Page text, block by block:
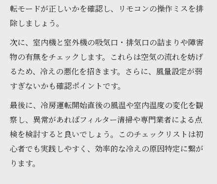
転モードが正しいかを確認し、リモコンの操作ミスを排
除しましょう。
次に、室内機と室外機の吸気口・排気口の詰まりや障害
物の有無をチェックします。これらは空気の流れを妨げ
るため、冷えの悪化を招きます。さらに、風量設定が弱
すぎないかも確認ポイントです。
最後に、冷房運転開始直後の風温や室内温度の変化を観
察し、異常があればフィルター清掃や専門業者による点
検を検討すると良いでしょう。このチェックリストは初
心者でも実践しやすく、効率的な冷えの原因特定に繋が
ります。